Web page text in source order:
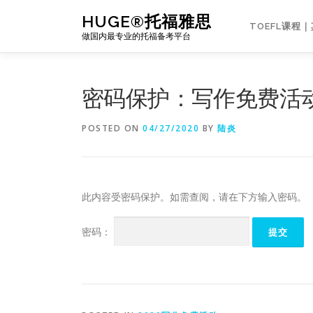
HUGE®托福雅思
做国内最专业的托福备考平台
TOEFL课程｜
密码保护：写作免费
POSTED ON 04/27/2020 BY 陆炎
此内容受密码保护。如需查阅，请在下方输入密码。
密码：